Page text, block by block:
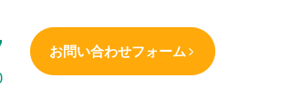
お問い合わせフォーム